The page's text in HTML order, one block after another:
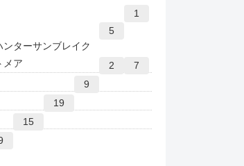
1
5
ンターサンブレイク
7
メア
2
9
19
15